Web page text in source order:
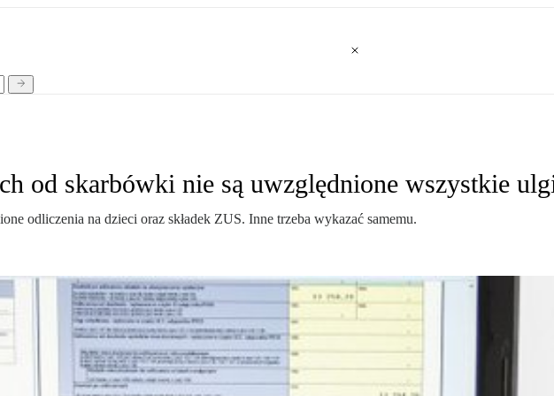
od skarbówki nie są uwzględnione wszystkie
odliczenia na dzieci oraz składek ZUS. Inne trzeba wykazać samemu.